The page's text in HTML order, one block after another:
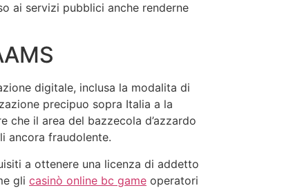
ai servizi pubblici anche renderne
digitale, inclusa la modalita di
precipuo sopra Italia a la
il area del bazzecola d’azzardo
ancora fraudolente.
a ottenere una licenza di addetto
gli casinò online bc game operatori